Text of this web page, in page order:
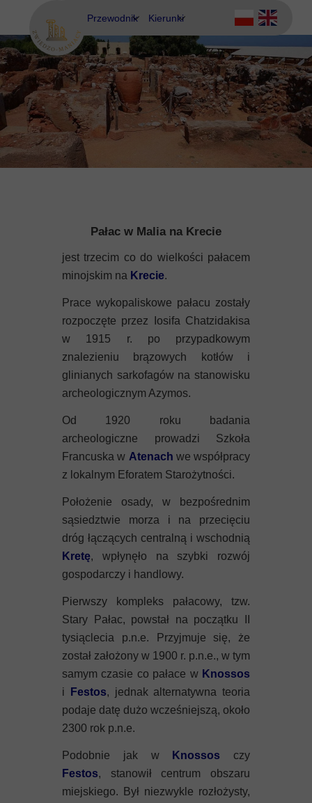
Przewodnik
Eubea
Kos
Rodos
Kierunki
Ateny
Delfy
Eubea
Kalimnos
Kreta
Mykeny
Nisyros
Rodos
Samos
Thasos
Lanzarote
Pałac w Malia na Krecie
jest trzecim co do wielkości pałacem
minojskim na Krecie.
Prace wykopaliskowe pałacu zostały
rozpoczęte przez Iosifa Chatzidakisa
w 1915 r. po przypadkowym
znalezieniu brązowych kotłów i
glinianych sarkofagów na stanowisku
archeologicznym Azymos.
Od 1920 roku badania
archeologiczne prowadzi Szkoła
Francuska w Atenach we współpracy
z lokalnym Eforatem Starożytności.
Położenie osady, w bezpośrednim
sąsiedztwie morza i na przecięciu
dróg łączących centralną i wschodnią
Kretę, wpłynęło na szybki rozwój
gospodarczy i handlowy.
Pierwszy kompleks pałacowy, tzw.
Stary Pałac, powstał na początku II
tysiąclecia p.n.e. Przyjmuje się, że
został założony w 1900 r. p.n.e., w tym
samym czasie co pałace w Knossos
i
Festos, jednak alternatywna teoria
podaje datę dużo wcześniejszą, około
2300 rok p.n.e.
Podobnie jak w Knossos czy
Festos, stanowił centrum obszaru
miejskiego. Był niezwykle rozłożysty,